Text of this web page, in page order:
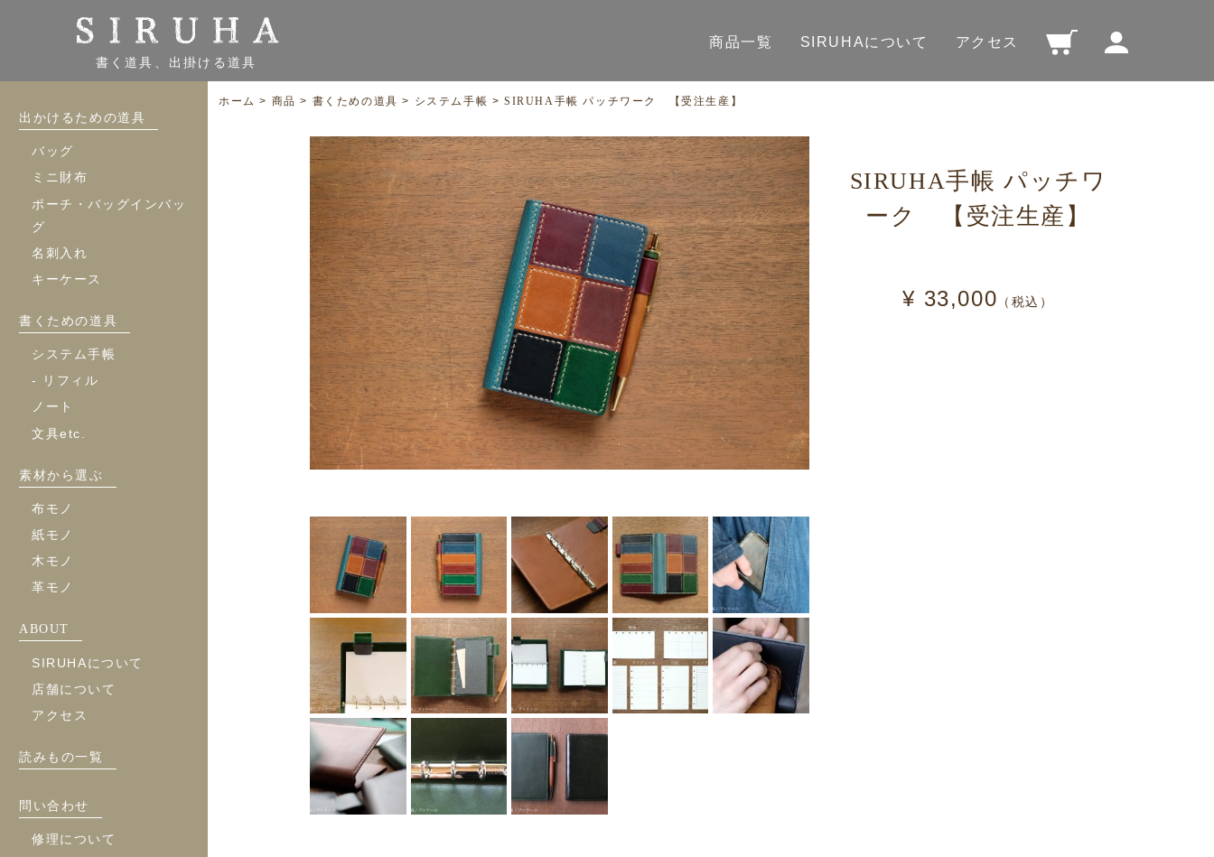
書く道具、出掛ける道具
商品一覧 SIRUHAについて アクセス
出かけるための道具
バッグ
ミニ財布
ポーチ・バッグインバッ
グ
名刺入れ
キーケース
書くための道具
システム手帳
- リフィル
ノート
文具etc.
素材から選ぶ
布モノ
紙モノ
木モノ
革モノ
ABOUT
SIRUHAについて
店舗について
アクセス
読みもの一覧
問い合わせ
修理について
ホーム > 商品 > 書くための道具 > システム手帳 >SIRUHA手帳 パッチワーク 【受注生産】
SIRUHA手帳 パッチワ
ーク 【受注生産】
¥ 33,000 （税込）